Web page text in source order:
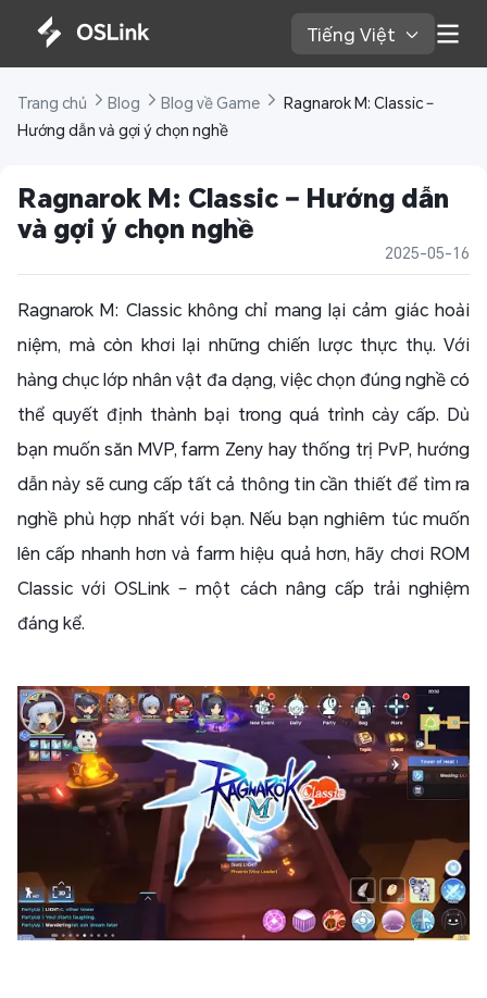
Tiếng Việt
Trang chủ Blog Blog về Game
Ragnarok M: Classic –
Hướng dẫn và gợi ý chọn nghề
Ragnarok M: Classic – Hướng dẫn
và gợi ý chọn nghề
2025-05-16
Ragnarok M: Classic không chỉ mang lại cảm giác hoài
niệm, mà còn khơi lại những chiến lược thực thụ. Với
hàng chục lớp nhân vật đa dạng, việc chọn đúng nghề có
thể quyết định thành bại trong quá trình cày cấp. Dù
bạn muốn săn MVP, farm Zeny hay thống trị PvP, hướng
dẫn này sẽ cung cấp tất cả thông tin cần thiết để tìm ra
nghề phù hợp nhất với bạn. Nếu bạn nghiêm túc muốn
lên cấp nhanh hơn và farm hiệu quả hơn, hãy chơi ROM
Classic với OSLink – một cách nâng cấp trải nghiệm
đáng kể.